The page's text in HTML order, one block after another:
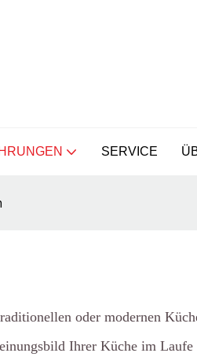
SERVICE
oder modernen
Ihrer Küche im